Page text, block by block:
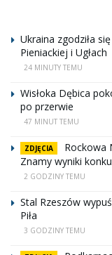
Ukraina zgodziła
Pieniackiej i Ugłach
24 MINUTY TEMU
Wisłoka Dębica
po przerwie
47 MINUT TEMU
ZDJĘCIA
Rockowa
Znamy wyniki
2 GODZINY TEMU
Stal Rzeszów
Piła
3 GODZINY TEMU